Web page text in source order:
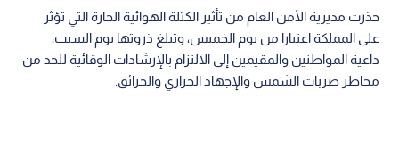
حذرت مديرية الأمن العام من تأثير الكتلة الهوائية الحارة التي تؤثر
على المملكة اعتبارا من يوم الخميس، وتبلغ ذروتها يوم السبت،
داعية المواطنين والمقيمين إلى الالتزام بالإرشادات الوقائية للحد من
مخاطر ضربات الشمس والإجهاد الحراري والحرائق.